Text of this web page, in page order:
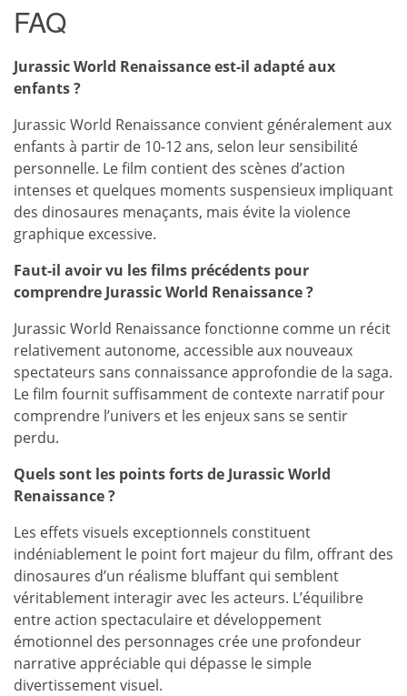
FAQ
Jurassic World Renaissance est-il adapté aux
enfants ?
Jurassic World Renaissance convient généralement aux
enfants à partir de 10-12 ans, selon leur sensibilité
personnelle. Le film contient des scènes d’action
intenses et quelques moments suspensieux impliquant
des dinosaures menaçants, mais évite la violence
graphique excessive.
Faut-il avoir vu les films précédents pour
comprendre Jurassic World Renaissance ?
Jurassic World Renaissance fonctionne comme un récit
relativement autonome, accessible aux nouveaux
spectateurs sans connaissance approfondie de la saga.
Le film fournit suffisamment de contexte narratif pour
comprendre l’univers et les enjeux sans se sentir
perdu.
Quels sont les points forts de Jurassic World
Renaissance ?
Les effets visuels exceptionnels constituent
indéniablement le point fort majeur du film, offrant des
dinosaures d’un réalisme bluffant qui semblent
véritablement interagir avec les acteurs. L’équilibre
entre action spectaculaire et développement
émotionnel des personnages crée une profondeur
narrative appréciable qui dépasse le simple
divertissement visuel.